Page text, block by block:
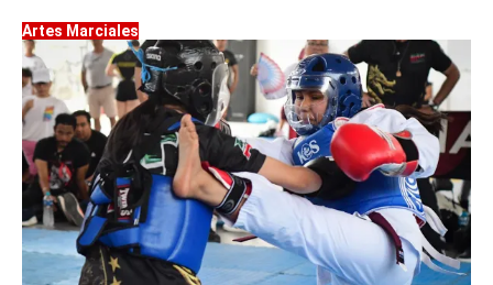
Artes Marciales